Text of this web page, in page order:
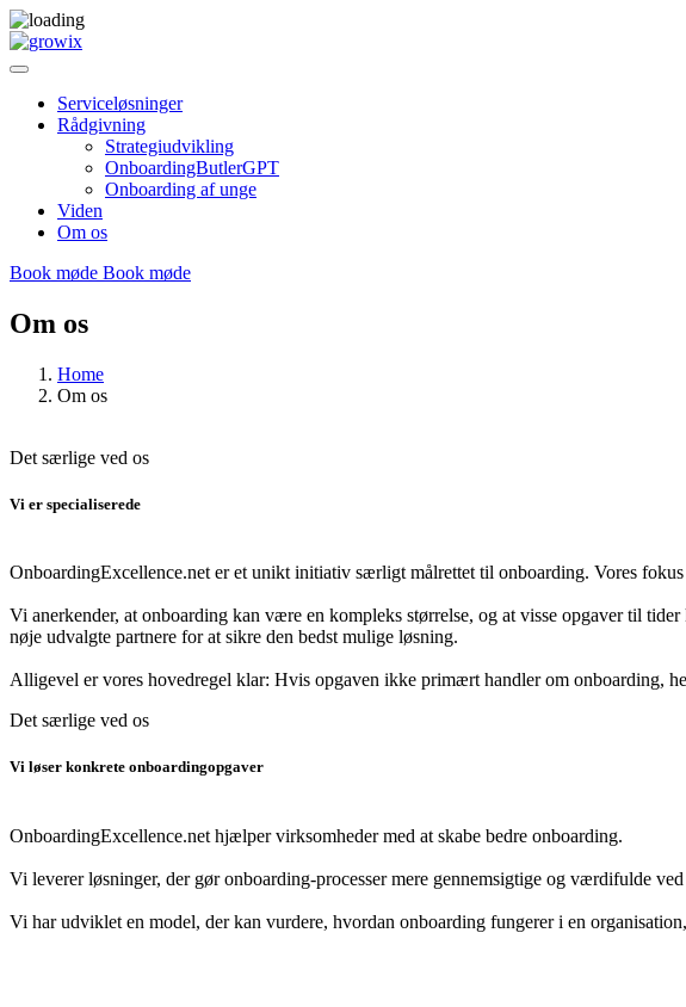
Serviceløsninger
Rådgivning
Strategiudvikling
OnboardingButlerGPT
Onboarding af unge
Viden
Om os
Book møde Book møde
Om os
Home
Om os
Det særlige ved os
Vi er specialiserede
OnboardingExcellence.net er et unikt initiativ særligt målrettet til onboarding. Vores
Vi anerkender, at onboarding kan være en kompleks størrelse, og at visse opgaver til
nøje udvalgte partnere for at sikre den bedst mulige løsning.
Alligevel er vores hovedregel klar: Hvis opgaven ikke primært handler om onboarding,
Det særlige ved os
Vi løser konkrete onboardingopgaver
OnboardingExcellence.net hjælper virksomheder med at skabe bedre onboarding.
Vi leverer løsninger, der gør onboarding-processer mere gennemsigtige og værdifulde
Vi har udviklet en model, der kan vurdere, hvordan onboarding fungerer i en